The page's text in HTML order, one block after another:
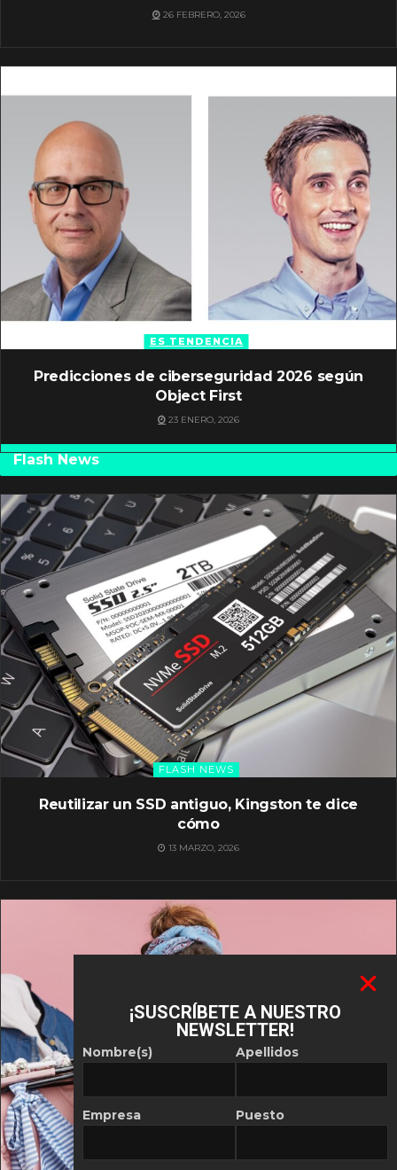
26 FEBRERO, 2026
ES TENDENCIA
Predicciones de ciberseguridad 2026 según
Object First
23 ENERO, 2026
Flash News
FLASH NEWS
Reutilizar un SSD antiguo, Kingston te dice
cómo
13 MARZO, 2026
¡SUSCRÍBETE A NUESTRO
NEWSLETTER!
Nombre(s)
Empresa
Apellidos
Puesto